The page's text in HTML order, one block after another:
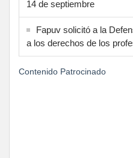
14 de septiembre
Fapuv solicitó a la
a los derechos de los
Contenido Patrocinado